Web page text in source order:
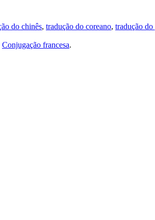
do chinês, tradução do coreano, tradução do
Conjugação francesa.